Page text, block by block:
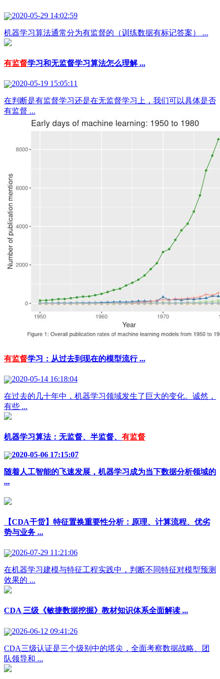
2020-05-29 14:02:59
机器学习算法通常分为有监督的（训练数据有标记答案） ...
有监督学习和无监督学习算法怎么理解 ...
2020-05-19 15:05:11
在判断是有监督学习还是在无监督学习上，我们可以具体是否
有监督 ...
有监督学习：从过去到现在的模型流行 ...
2020-05-14 16:18:04
在过去的几十年中，机器学习领域发生了巨大的变化。诚然，
有些 ...
机器学习算法：无监督、半监督、 有监督
2020-05-06 17:15:07
随着人工智能的飞速发展，机器学习成为当下数据分析领域的
...
【CDA干货】特征置换重要性分析：原理、计算流程、优劣
势与业务 ...
2026-07-29 11:21:06
在机器学习建模与特征工程实践中，判断不同特征对模型预测
效果的 ...
CDA 三级《敏捷数据挖掘》教材知识体系全面解读 ...
2026-06-12 09:41:26
CDA三级认证是三个级别中的塔尖，全面考察数据战略、团
队领导和 ...